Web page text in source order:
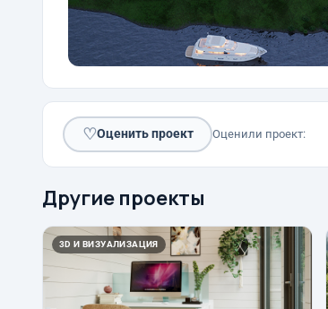
♡Оценить проект Оценили проект:
Другие проекты
3D И ВИЗУАЛИЗАЦИЯ